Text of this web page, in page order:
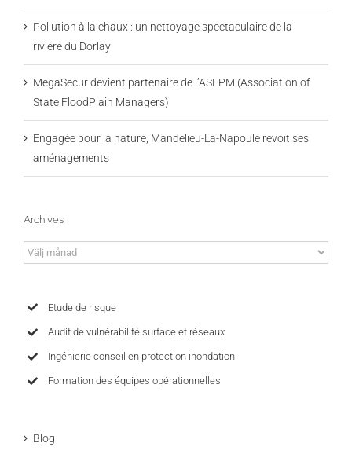
Pollution à la chaux : un nettoyage spectaculaire de la
rivière du Dorlay
MegaSecur devient partenaire de l’ASFPM (Association of
State FloodPlain Managers)
Engagée pour la nature, Mandelieu-La-Napoule revoit ses
aménagements
Archives
Archives
Etude de risque
Audit de vulnérabilité surface et réseaux
Ingénierie conseil en protection inondation
Formation des équipes opérationnelles
Blog